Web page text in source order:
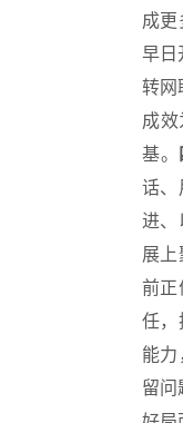
成更
早日
转网
成
基。
话、
进、
展上
前正
任，
能力
留问